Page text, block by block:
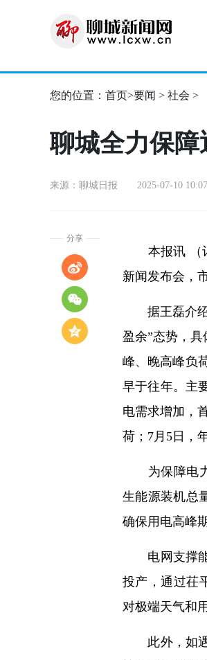
您的位置： 首页>要闻 > 社会 >
聊城全力保
来源：聊城日报 2025-07-10
分享
本报讯 （记
新闻发布会，
据王磊介绍
盈余”态势，
峰、晚高峰负
早于往年。主
电需求增加，
荷；7月5日，
为保障电力
生能源装机总
确保用电高峰
电网支撑能
投产，通过茌
对极端天气和
此外，如遇